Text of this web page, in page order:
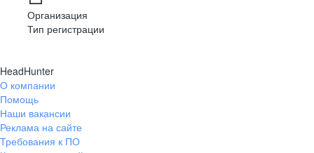
Организация
Тип регистрации
HeadHunter
О компании
Помощь
Наши вакансии
Реклама на сайте
Требования к ПО